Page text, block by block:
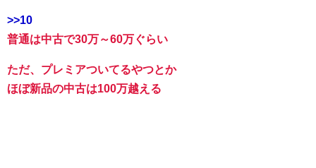
>>10
普通は中古で30万～60万ぐらい
ただ、プレミアついてるやつとか
ほぼ新品の中古は100万越える